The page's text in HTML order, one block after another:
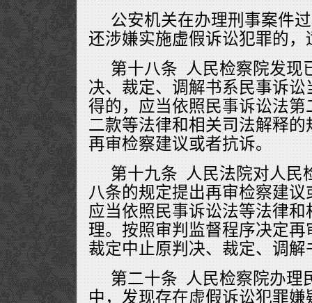
公安机关在办理刑事案件
还涉嫌实施虚假诉讼犯罪的，
第十八条 人民检察院发现
决、裁定、调解书系民事诉
得的，应当依照民事诉讼法
二款等法律和相关司法解释
再审检察建议或者抗诉。
第十九条 人民法院对人民
八条的规定提出再审检察建
应当依照民事诉讼法等法律
理。按照审判监督程序决定
裁定中止原判决、裁定、调解
第二十条 人民检察院办理
中，发现存在虚假诉讼犯罪